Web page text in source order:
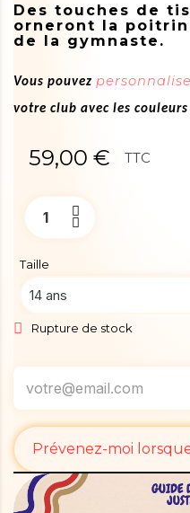
Des touches de
orneront la
de la gymnaste.
Vous pouvez
votre club avec les
59,00 € TTC
Taille
Rupture de stock
Prévenez-moi